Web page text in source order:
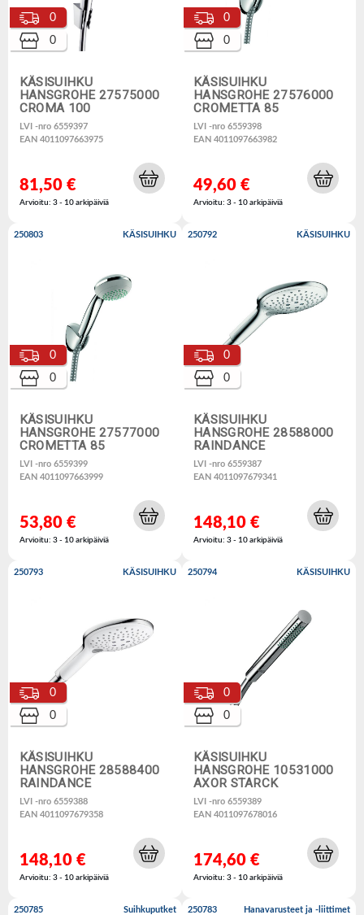
KÄSISUIHKU
HANSGROHE 27575000
CROMA 100
LVI -nro 6559397
EAN 4011097663975
0
0
81,50 €
Arvioitu: 3 - 10 arkipäiviä
KÄSISUIHKU
HANSGROHE 27576000
CROMETTA 85
LVI -nro 6559398
EAN 4011097663982
0
0
49,60 €
Arvioitu: 3 - 10 arkipäiviä
250803 KÄSISUIHKU
KÄSISUIHKU
HANSGROHE 27577000
CROMETTA 85
LVI -nro 6559399
EAN 4011097663999
0
0
53,80 €
Arvioitu: 3 - 10 arkipäiviä
250792 KÄSISUIHKU
KÄSISUIHKU
HANSGROHE 28588000
RAINDANCE
LVI -nro 6559387
EAN 4011097679341
0
0
148,10 €
Arvioitu: 3 - 10 arkipäiviä
250793 KÄSISUIHKU
KÄSISUIHKU
HANSGROHE 28588400
RAINDANCE
LVI -nro 6559388
EAN 4011097679358
0
0
148,10 €
Arvioitu: 3 - 10 arkipäiviä
250794 KÄSISUIHKU
KÄSISUIHKU
HANSGROHE 10531000
AXOR STARCK
LVI -nro 6559389
EAN 4011097678016
0
0
174,60 €
Arvioitu: 3 - 10 arkipäiviä
250785 Suihkuputket 250783 Hanavarusteet ja -liittimet